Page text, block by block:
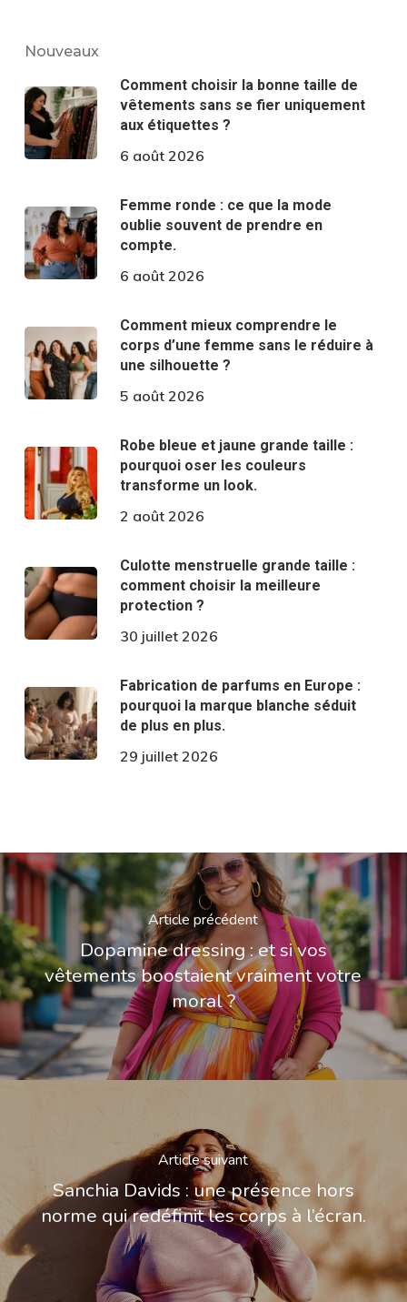
Nouveaux
Comment choisir la bonne taille de
vêtements sans se fier uniquement
aux étiquettes ?
6 août 2026
Femme ronde : ce que la mode
oublie souvent de prendre en
compte.
6 août 2026
Comment mieux comprendre le
corps d’une femme sans le réduire à
une silhouette ?
5 août 2026
Robe bleue et jaune grande taille :
pourquoi oser les couleurs
transforme un look.
2 août 2026
Culotte menstruelle grande taille :
comment choisir la meilleure
protection ?
30 juillet 2026
Fabrication de parfums en Europe :
pourquoi la marque blanche séduit
de plus en plus.
29 juillet 2026
Article précédent
Dopamine dressing : et si vos
vêtements boostaient vraiment votre
moral ?
Article suivant
Sanchia Davids : une présence hors
norme qui redéfinit les corps à l’écran.